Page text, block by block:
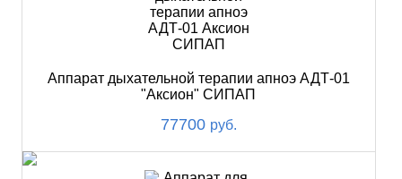
Аппарат дыхательной терапии апноэ АДТ-01
"Аксион" СИПАП
77700 руб.